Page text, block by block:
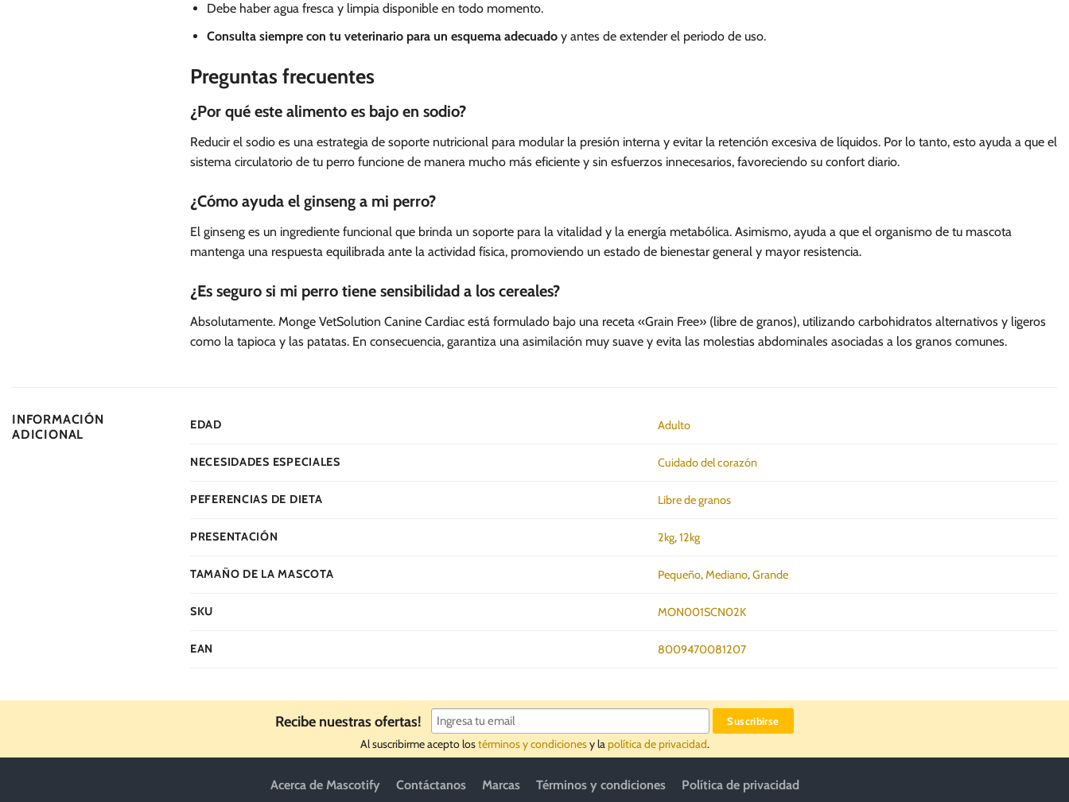
Debe haber agua fresca y limpia disponible en todo momento.
Consulta siempre con tu veterinario para un esquema adecuadoy antes de extender el periodo de uso.
Preguntas frecuentes
¿Por qué este alimento es bajo en sodio?
Reducir el sodio es una estrategia de soporte nutricional para modular la presión interna y evitar la retención excesiva de líquidos. Por lo tanto, esto ayuda a que el
sistema circulatorio de tu perro funcione de manera mucho más eficiente y sin esfuerzos innecesarios, favoreciendo su confort diario.
¿Cómo ayuda el ginseng a mi perro?
El ginseng es un ingrediente funcional que brinda un soporte para la vitalidad y la energía metabólica. Asimismo, ayuda a que el organismo de tu mascota
mantenga una respuesta equilibrada ante la actividad física, promoviendo un estado de bienestar general y mayor resistencia.
¿Es seguro si mi perro tiene sensibilidad a los cereales?
Absolutamente. Monge VetSolution Canine Cardiac está formulado bajo una receta «Grain Free» (libre de granos), utilizando carbohidratos alternativos y ligeros
como la tapioca y las patatas. En consecuencia, garantiza una asimilación muy suave y evita las molestias abdominales asociadas a los granos comunes.
INFORMACIÓN
ADICIONAL
EDAD Adulto
NECESIDADES ESPECIALES Cuidado del corazón
PEFERENCIAS DE DIETA Libre de granos
PRESENTACIÓN 2kg,12kg
TAMAÑO DE LA MASCOTA Pequeño,Mediano,Grande
SKU MON001SCN02K
EAN 8009470081207
Recibe nuestras ofertas!
Al suscribirme acepto lostérminos y condicionesy lapolítica de privacidad.
Acerca de Mascotify Contáctanos Marcas Términos y condiciones Política de privacidad